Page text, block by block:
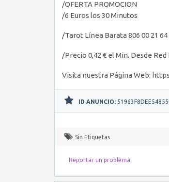
/OFERTA PROMOCION
/6 Euros los 30 Minutos
/Tarot Línea Barata 806 00 21 64
/Precio 0,42 € el Min. Desde
Visita nuestra Página Web:
ID ANUNCIO:
Sin Etiquetas
Reportar un problema